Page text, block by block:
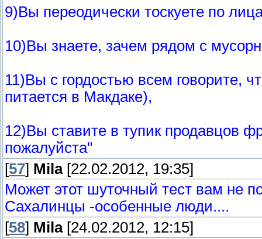
9)Вы переодически тоскуете по
10)Вы знаете, зачем рядом с
11)Вы с гордостью всем
питается в Макдаке),
12)Вы ставите в тупик продавцов
пожалуйста"
[57] Mila[22.02.2012, 19:35]
Может этот шуточный тест вам не
Сахалинцы -особенные люди....
[58] Mila[24.02.2012, 12:15]